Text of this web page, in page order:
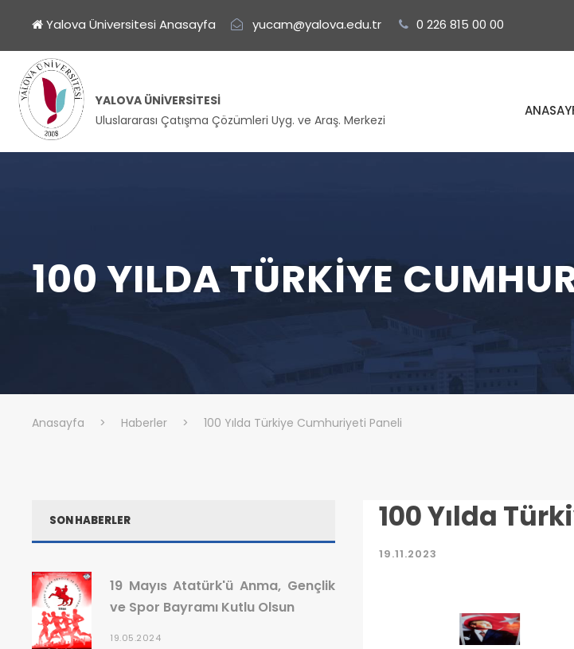
Yalova Üniversitesi Anasayfa yucam@yalova.edu.tr 0 226 815 00 00
YALOVA ÜNIVERSITESI
Uluslararası Çatışma Çözümleri Uyg. ve Araş. Merkezi
100 YILDA TÜRKIYE
Anasayfa > Haberler > 100 Yılda Türkiye Cumhuriyeti Paneli
100 Yılda
19.11.2023
SON HABERLER
19 Mayıs Atatürk'ü Anma, Gençlik
ve Spor Bayramı Kutlu Olsun
19.05.2024